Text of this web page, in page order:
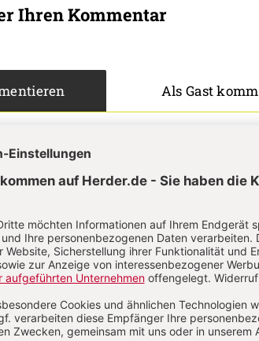
Ihren Kommentar
Als Gast
Passwort vergessen?